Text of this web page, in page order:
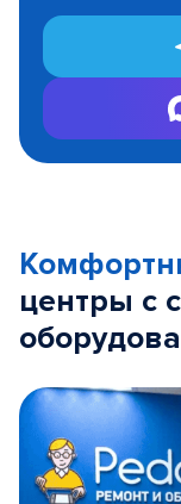
центры с